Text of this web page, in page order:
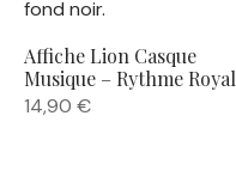
Affiche Lion Casque
Musique – Rythme Royal
14,90 €